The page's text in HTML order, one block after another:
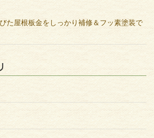
た屋根板金をしっかり補修＆フッ素塗装で